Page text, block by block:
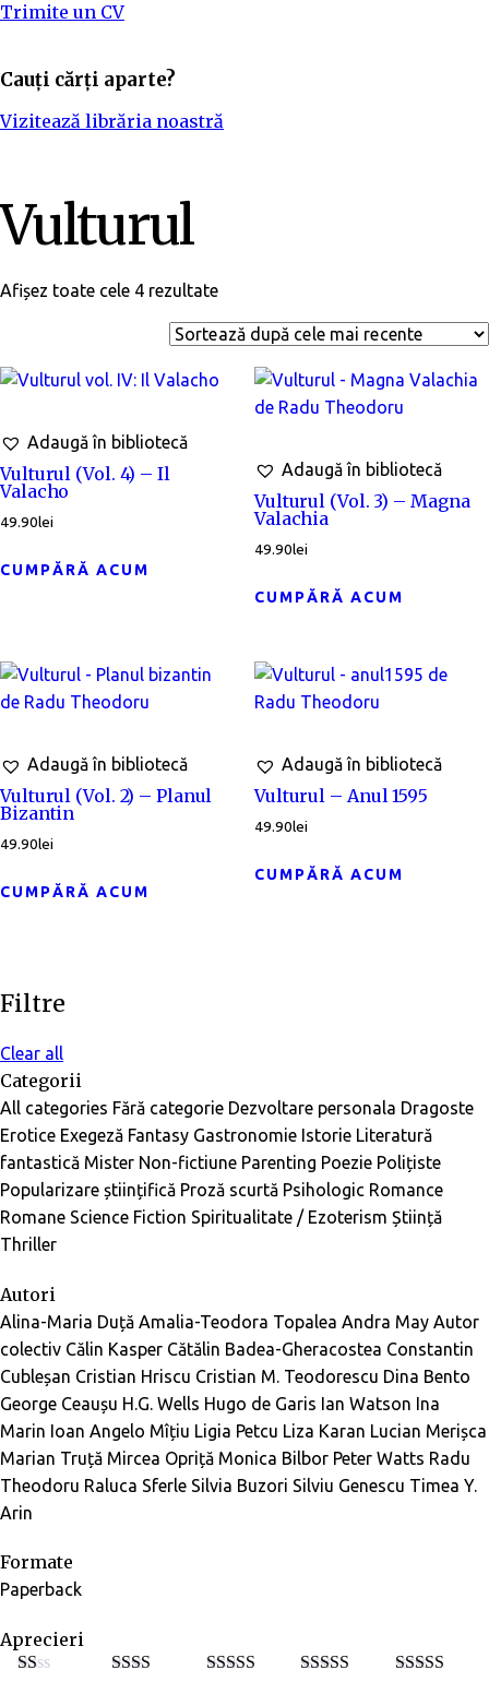
Trimite un CV
Cauți cărți aparte?
Vizitează librăria noastră
Vulturul
Afișez toate cele 4 rezultate
Adaugă în bibliotecă
Vulturul (Vol. 4) – Il
Valacho
49.90lei
CUMPĂRĂ ACUM
Adaugă în bibliotecă
Vulturul (Vol. 3) – Magna
Valachia
49.90lei
CUMPĂRĂ ACUM
Adaugă în bibliotecă
Vulturul (Vol. 2) – Planul
Bizantin
49.90lei
CUMPĂRĂ ACUM
Adaugă în bibliotecă
Vulturul – Anul 1595
49.90lei
CUMPĂRĂ ACUM
Filtre
Clear all
Categorii
All categories Fără categorie Dezvoltare personala Dragoste
Erotice Exegeză Fantasy Gastronomie Istorie Literatură
fantastică Mister Non-fictiune Parenting Poezie Polițiste
Popularizare științifică Proză scurtă Psihologic Romance
Romane Science Fiction Spiritualitate / Ezoterism Știință
Thriller
Autori
Alina-Maria Duță Amalia-Teodora Topalea Andra May Autor
colectiv Călin Kasper Cătălin Badea-Gheracostea Constantin
Cubleșan Cristian Hriscu Cristian M. Teodorescu Dina Bento
George Ceaușu H.G. Wells Hugo de Garis Ian Watson Ina
Marin Ioan Angelo Mîțiu Ligia Petcu Liza Karan Lucian Merișca
Marian Truță Mircea Opriță Monica Bilbor Peter Watts Radu
Theodoru Raluca Sferle Silvia Buzori Silviu Genescu Timea Y.
Arin
Formate
Paperback
Aprecieri